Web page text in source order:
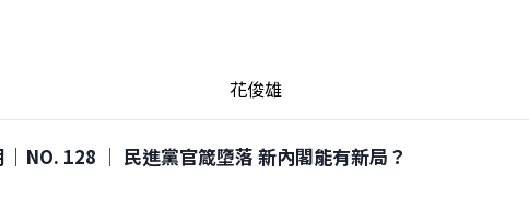
花俊雄
NO. 128 │ 民進黨官箴墮落 新內閣能有新局？